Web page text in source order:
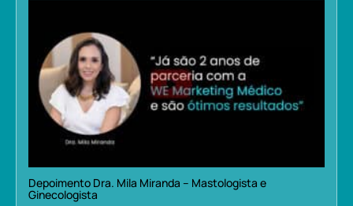
Depoimento Dra. Mila Miranda – Mastologista e
Ginecologista